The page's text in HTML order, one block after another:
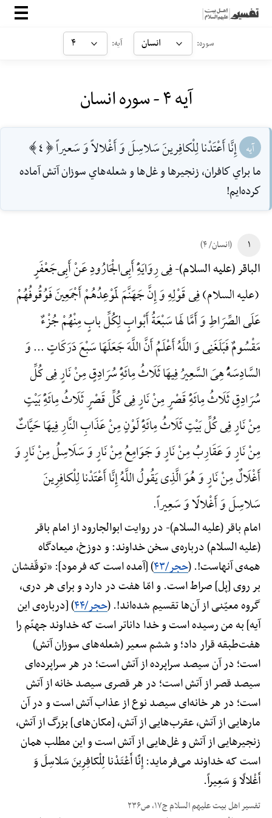
صفحه‌اصلی
ارتباط با ما
سوره: انسان آیه: ۴
آیه ۴ - سوره انسان
آیه إِنَّا أَعْتَدْنا لِلْكافِرينَ سَلاسِلَ وَ أَغْلالاً وَ سَعيراً [4]
ما براي كافران، زنجيرها و غل‌ها و شعله‌هاي سوزان آتش آماده
كرده‌ايم!
۱ (انسان/ ۴)
الباقر (علیه السلام)-فِی رِوَایَهًِْ أَبِی‌الْجَارُودِ عَنْ أَبِی‌جَعْفَرٍ
(علیه السلام) فِی قَوْلِهِ وَ إِنَّ جَهَنَّمَ لَمَوْعِدُهُمْ أَجْمَعِینَ فَوُقُوفُهُمْ
عَلَی الصِّرَاطِ وَ أَمَّا لَها سَبْعَةُ أَبْوابٍ لِکُلِّ بابٍ مِنْهُمْ جُزْءٌ
مَقْسُومٌ فَبَلَغَنِی وَ اللَّهُ أَعْلَمُ أَنَّ اللَّهَ جَعَلَهَا سَبْعَ دَرَکَاتٍ ... وَ
السَّادِسَهًُْ هِیَ السَّعِیرُ فِیهَا ثَلَاثُ مِائَهًِْ سُرَادِقٍ مِنْ نَارٍ فِی کُلِّ
سُرَادِقٍ ثَلَاثُ مِائَهًِْ قَصْرٍ مِنْ نَارٍ فِی کُلِّ قَصْرٍ ثَلَاثُ مِائَهًِْ بَیْتٍ
مِنْ نَارٍ فِی کُلِّ بَیْتٍ ثَلَاثُ مِائَهًِْ لَوْنٍ مِنْ عَذَابِ النَّارِ فِیهَا حَیَّاتٌ
مِنْ نَارٍ وَ عَقَارِبُ مِنْ نَارٍ وَ جَوَامِعُ مِنْ نَارٍ وَ سَلَاسِلُ مِنْ نَارٍ وَ
أَغْلَالٌ مِنْ نَارٍ وَ هُوَ الَّذِی یَقُولُ اللَّهُ إِنَّا أَعْتَدْنا لِلْکافِرِینَ
سَلاسِلَ وَ أَغْلالًا وَ سَعِیراً.
امام باقر (علیه السلام)-در روایت ابوالجارود از امام باقر
(علیه السلام) درباره‌ی سخن خداوند: و دوزخ، میعادگاه
همه‌ی آنهاست!. (حجر/۴۳
) [آمده است که فرمود]: «توقّفشان
بر روی [پل] صراط است. و امّا هفت در دارد و برای هر دری،
گروه معیّنی از آن‌ها تقسیم شده‌اند!. (حجر/۴۴ ) [درباره‌ی این
آیه] به من رسیده است و خدا داناتر است که خداوند جهنّم را
هفت‌طبقه قرار داد؛ و ششم سعیر (شعله‌های سوزان آتش)
است؛ در آن سیصد سراپرده از آتش است؛ در هر سراپرده‌ای
سیصد قصر از آتش است؛ در هر قصری سیصد خانه از آتش
است؛ در هر خانه‌ای سیصد نوع از عذاب آتش است و در آن
مارهایی از آتش، عقرب‌هایی از آتش، [مکان‌های] بزرگ از آتش،
زنجیرهایی از آتش و غل‌هایی از آتش است و این مطلب همان
است که خداوند می‌فرماید: إِنَّا أَعْتَدْنا لِلْکافِرِینَ سَلاسِلَ وَ
أَغْلالًا وَ سَعِیراً.
تفسیر اهل بیت علیهم السلام ج۱۷، ص۲۳۶